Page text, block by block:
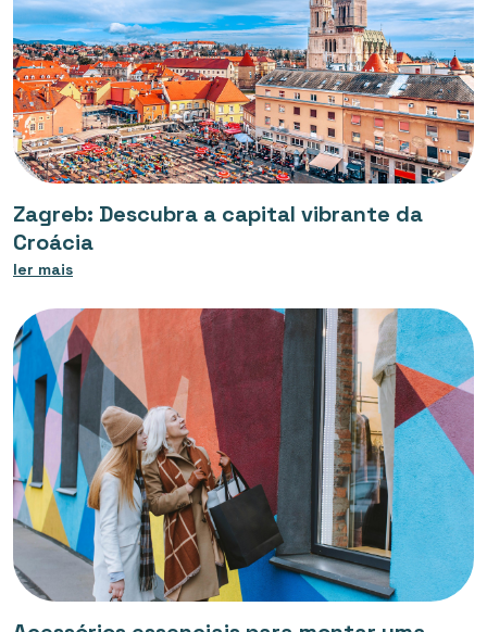
Zagreb: Descubra a capital vibrante da
Croácia
ler mais